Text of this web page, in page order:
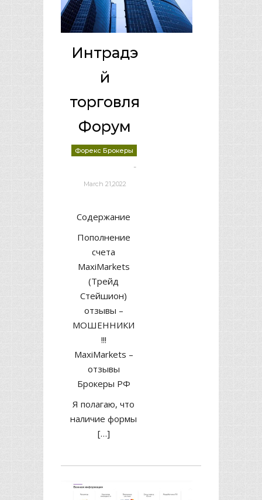
Интрадэ
й
торговля
Форум
Форекс Брокеры
-
March 21,2022
Содержание
Пополнение
счета
MaxiMarkets
(Трейд
Стейшион)
отзывы –
МОШЕННИКИ
!!!
MaxiMarkets –
отзывы
Брокеры РФ
Я полагаю, что
наличие формы
[…]